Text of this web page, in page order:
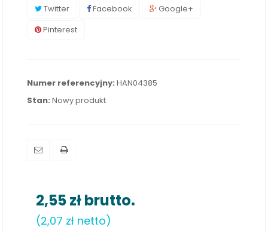
Twitter Facebook
Google+
Pinterest
Numer referencyjny: HAN04385
Stan: Nowy produkt
2,55 złbrutto.
(2,07 zł netto)